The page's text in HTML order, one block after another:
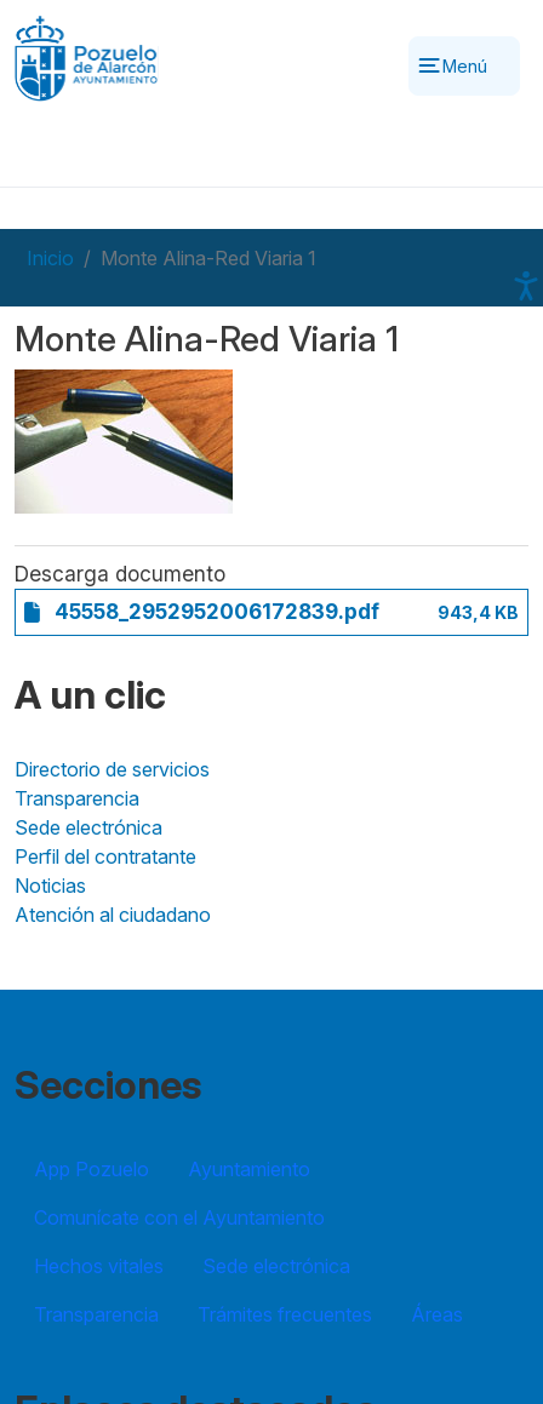
Pasar al contenido principal
Menú
Inicio Monte Alina-Red Viaria 1
Monte Alina-Red Viaria 1
Descarga documento
45558_2952952006172839.pdf
943,4 KB
A un clic
Directorio de servicios
Transparencia
Sede electrónica
Perfil del contratante
Noticias
Atención al ciudadano
Secciones
App Pozuelo
Ayuntamiento
Comunícate con el Ayuntamiento
Hechos vitales
Sede electrónica
Transparencia
Trámites frecuentes Áreas